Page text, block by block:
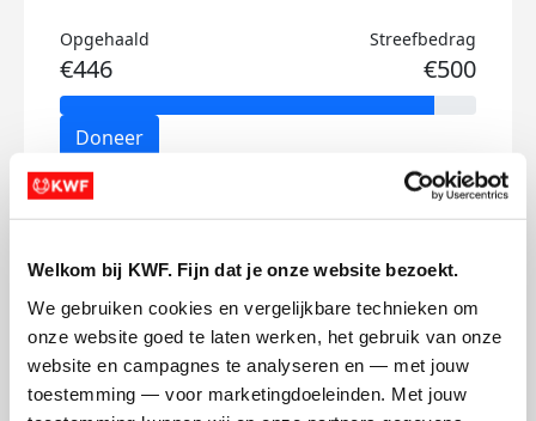
Welkom bij KWF. Fijn dat je onze website bezoekt.
We gebruiken cookies en vergelijkbare technieken om
onze website goed te laten werken, het gebruik van onze
website en campagnes te analyseren en — met jouw
toestemming — voor marketingdoeleinden. Met jouw
Opgehaald
€446
Streefbedrag
€500
Doneer
Felix's badges